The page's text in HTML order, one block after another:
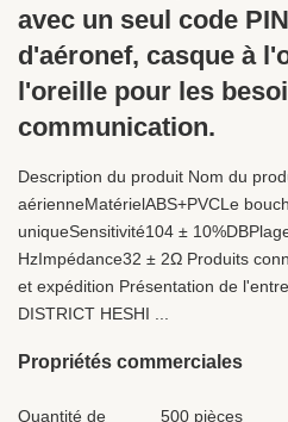
avec un seul code
d'aéronef, casque à
l'oreille pour les
communication.
Description du produit Nom du
aérienneMatérielABS+PVCLe
uniqueSensitivité104 ±
HzImpédance32 ± 2Ω Produits
et expédition Présentation de
DISTRICT HESHI ...
Propriétés commerciales
Quantité de
500 pièces